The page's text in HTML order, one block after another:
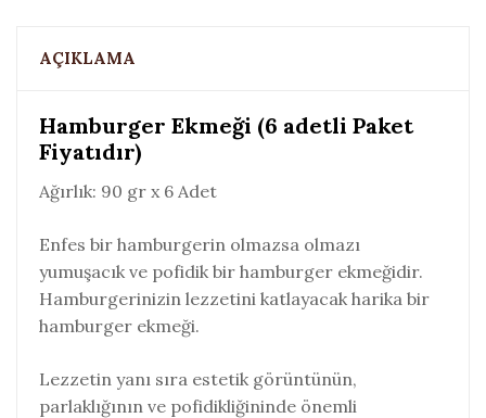
AÇIKLAMA
Hamburger Ekmeği (6 adetli Paket
Fiyatıdır)
Ağırlık: 90 gr x 6 Adet
Enfes bir hamburgerin olmazsa olmazı
yumuşacık ve pofidik bir hamburger ekmeğidir.
Hamburgerinizin lezzetini katlayacak harika bir
hamburger ekmeği.
Lezzetin yanı sıra estetik görüntünün,
parlaklığının ve pofidikliğininde önemli